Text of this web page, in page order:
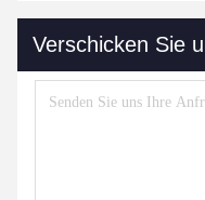
Verschicken Sie